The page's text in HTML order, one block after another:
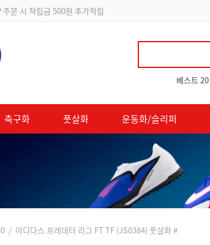
입 시 최대 2% 적립 및 할인 쿠폰 지급
베스트 20
축구화 풋살화 운동화/슬리퍼
/ 아디다스 프레데터 리그 FT TF (JS0384) 풋살화 #